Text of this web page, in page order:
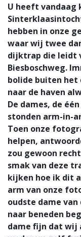
U heeft vandaag
hebben in onze
waar wij twee
dijktrap die leidt
Biesboschweg.
bolide buiten het
naar de haven
De dames, de
stonden arm-in-
Toen onze
helpen,
zou gewoon
smak van deze
kijken hoe ik dit
arm van onze
oudste dame
naar beneden
dame fijn dat wij